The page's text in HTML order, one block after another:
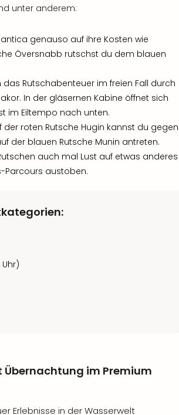
unter anderem:
genauso auf ihre Kosten wie
Översnabb rutschst du dem blauen
Rutschabenteuer im freien Fall durch
In der gläsernen Kabine öffnet sich
im Eiltempo nach unten.
der roten Rutsche Hugin kannst du gegen
der blauen Rutsche Munin antreten.
auch mal Lust auf etwas anderes
Parcours austoben.
im Premium
Erlebnisse in der Wasserwelt